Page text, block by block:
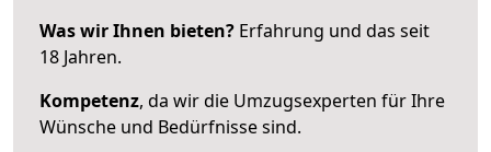
Was wir Ihnen bieten? Erfahrung und das seit
18 Jahren.
Kompetenz, da wir die Umzugsexperten für Ihre
Wünsche und Bedürfnisse sind.